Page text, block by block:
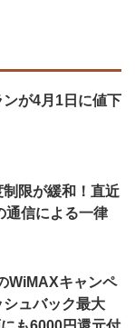
が4月1日に値下
制限が緩和！直近
通信による一律
WiMAXキャンペ
ュバック最大